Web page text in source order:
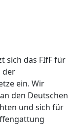
sich das FIfF für
der
ein. Wir
den Deutschen
und sich für